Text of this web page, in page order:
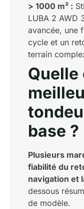
> 1000 m² :
LUBA 2 AWD
avancée, une
cycle et un
terrain
Quelle
base ?
Plusieurs
fiabilité du
navigation et
dessous
de modèle.